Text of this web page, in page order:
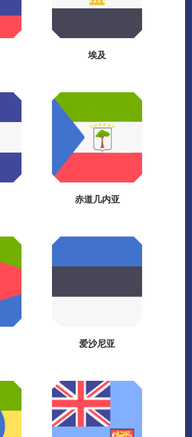
埃及
赤道几内亚
爱沙尼亚